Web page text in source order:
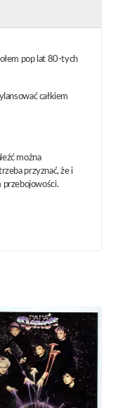
pop lat 80-tych
całkiem
można
przyznać, że i
przebojowości.